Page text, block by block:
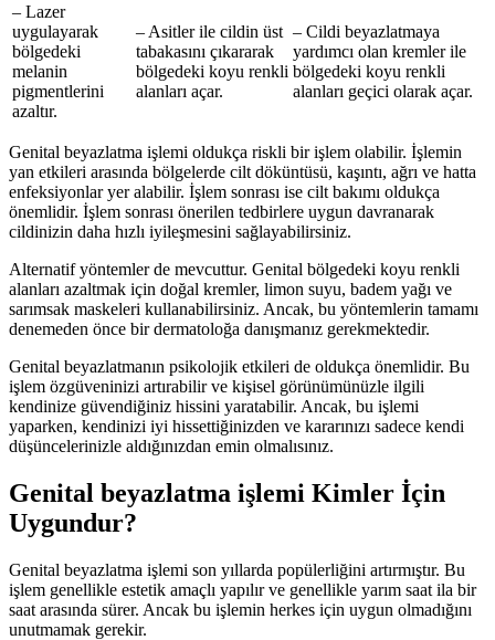
– Lazer
uygulayarak
bölgedeki
melanin
pigmentlerini
azaltır.
– Asitler ile cildin üst
tabakasını çıkararak
bölgedeki koyu renkli
alanları açar.
– Cildi beyazlatmaya
yardımcı olan kremler ile
bölgedeki koyu renkli
alanları geçici olarak açar.
Genital beyazlatma işlemi oldukça riskli bir işlem olabilir. İşlemin
yan etkileri arasında bölgelerde cilt döküntüsü, kaşıntı, ağrı ve hatta
enfeksiyonlar yer alabilir. İşlem sonrası ise cilt bakımı oldukça
önemlidir. İşlem sonrası önerilen tedbirlere uygun davranarak
cildinizin daha hızlı iyileşmesini sağlayabilirsiniz.
Alternatif yöntemler de mevcuttur. Genital bölgedeki koyu renkli
alanları azaltmak için doğal kremler, limon suyu, badem yağı ve
sarımsak maskeleri kullanabilirsiniz. Ancak, bu yöntemlerin tamamı
denemeden önce bir dermatoloğa danışmanız gerekmektedir.
Genital beyazlatmanın psikolojik etkileri de oldukça önemlidir. Bu
işlem özgüveninizi artırabilir ve kişisel görünümünüzle ilgili
kendinize güvendiğiniz hissini yaratabilir. Ancak, bu işlemi
yaparken, kendinizi iyi hissettiğinizden ve kararınızı sadece kendi
düşüncelerinizle aldığınızdan emin olmalısınız.
Genital beyazlatma işlemi Kimler İçin
Uygundur?
Genital beyazlatma işlemi son yıllarda popülerliğini artırmıştır. Bu
işlem genellikle estetik amaçlı yapılır ve genellikle yarım saat ila bir
saat arasında sürer. Ancak bu işlemin herkes için uygun olmadığını
unutmamak gerekir.